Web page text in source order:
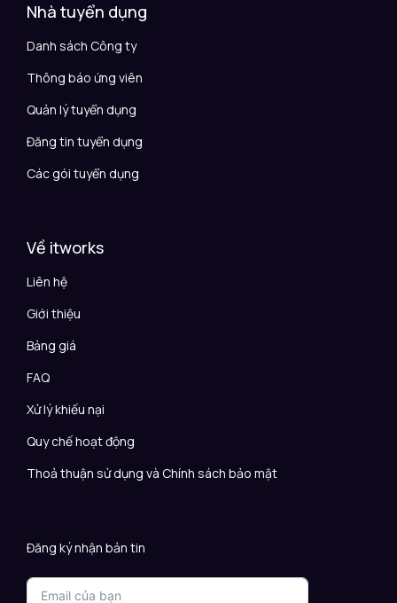
Nhà tuyển dụng
Danh sách Công ty
Thông báo ứng viên
Quản lý tuyển dụng
Đăng tin tuyển dụng
Các gói tuyển dụng
Về itworks
Liên hệ
Giới thiệu
Bảng giá
FAQ
Xử lý khiếu nại
Quy chế hoạt động
Thoả thuận sử dụng và Chính sách bảo mật
Đăng ký nhận bản tin